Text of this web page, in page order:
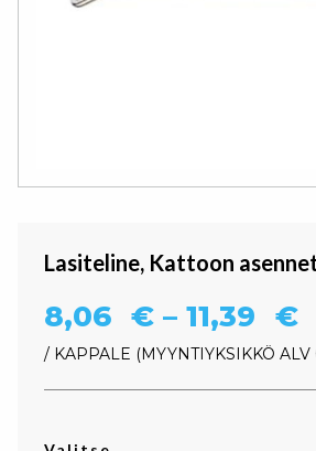
Lasiteline, Kattoon
8,06 € – 11,39 €
/ KAPPALE MYYNTIYKSIKKÖ ALV